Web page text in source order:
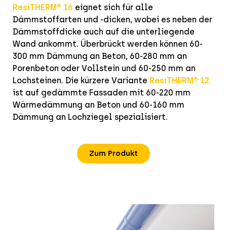
ResiTHERM® 16 eignet sich für alle
Dämmstoffarten und -dicken, wobei es neben der
Dämmstoffdicke auch auf die unterliegende
Wand ankommt. Überbrückt werden können 60-
300 mm Dämmung an Beton, 60-280 mm an
Porenbeton oder Vollstein und 60-250 mm an
Lochsteinen. Die kürzere Variante ResiTHERM® 12
ist auf gedämmte Fassaden mit 60-220 mm
Wärmedämmung an Beton und 60-160 mm
Dämmung an Lochziegel spezialisiert.
Zum Produkt